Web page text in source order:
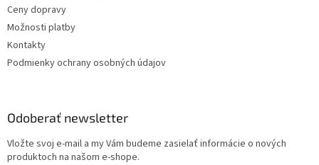
p
Ceny dopravy
Možnosti platby
Kontakty
Podmienky ochrany osobných údajov
Odoberať newsletter
Vložte svoj e-mail a my Vám budeme zasielať informácie o nových
produktoch na našom e-shope.